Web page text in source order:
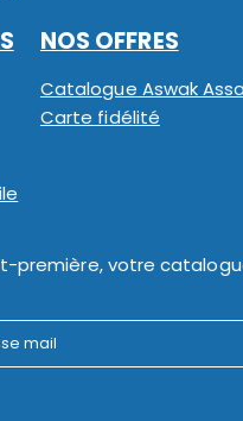
NOS OFFRES
Catalogue Aswak
Carte fidélité
première, votre